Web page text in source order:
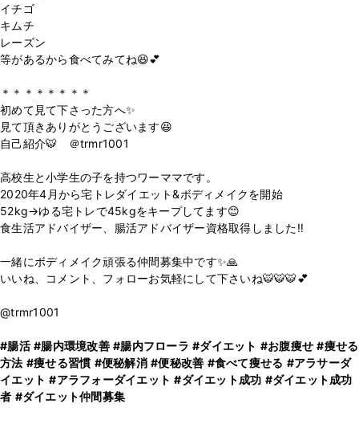
イチゴ
キムチ
レーズン
等があるから食べてみてね😆💕
＊＊＊＊＊＊＊＊
初めて見て下さった方へ✨
見て頂きありがとうございます😆
自己紹介🐯 ＠trmr1001
高校生と小学生の子を持つワーママです。
2020年4月から宅トレダイエット&ボディメイクを開始
52kg→ゆる宅トレで45kgをキープしてます😊
食生活アドバイザー、腸活アドバイザー資格取得しました‼️
一緒にボディメイク頑張る仲間募集中です✨🙏
いいね、コメント、フォローお気軽にして下さいね🐯🐯🐯💕
@trmr1001
#腸活 #腸内環境改善 #腸内フローラ #ダイエット #お腹痩せ #痩せる
方法 #痩せる習慣 #便秘解消 #便秘改善 #食べて痩せる #アラサーダ
イエット #アラフォーダイエット #ダイエット成功 #ダイエット成功
者 #ダイエット仲間募集